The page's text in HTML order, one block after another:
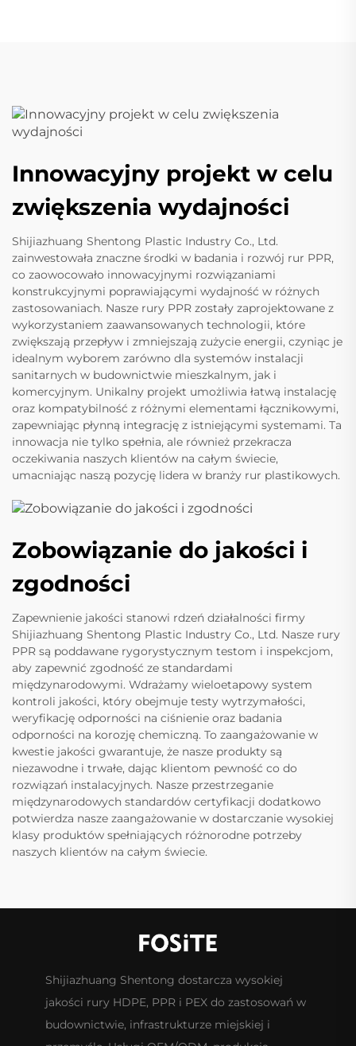
Innowacyjny projekt w celu
zwiększenia wydajności
Shijiazhuang Shentong Plastic Industry Co., Ltd.
zainwestowała znaczne środki w badania i rozwój rur PPR,
co zaowocowało innowacyjnymi rozwiązaniami
konstrukcyjnymi poprawiającymi wydajność w różnych
zastosowaniach. Nasze rury PPR zostały zaprojektowane z
wykorzystaniem zaawansowanych technologii, które
zwiększają przepływ i zmniejszają zużycie energii, czyniąc je
idealnym wyborem zarówno dla systemów instalacji
sanitarnych w budownictwie mieszkalnym, jak i
komercyjnym. Unikalny projekt umożliwia łatwą instalację
oraz kompatybilność z różnymi elementami łącznikowymi,
zapewniając płynną integrację z istniejącymi systemami. Ta
innowacja nie tylko spełnia, ale również przekracza
oczekiwania naszych klientów na całym świecie,
umacniając naszą pozycję lidera w branży rur plastikowych.
Zobowiązanie do jakości i
zgodności
Zapewnienie jakości stanowi rdzeń działalności firmy
Shijiazhuang Shentong Plastic Industry Co., Ltd. Nasze rury
PPR są poddawane rygorystycznym testom i inspekcjom,
aby zapewnić zgodność ze standardami
międzynarodowymi. Wdrażamy wieloetapowy system
kontroli jakości, który obejmuje testy wytrzymałości,
weryfikację odporności na ciśnienie oraz badania
odporności na korozję chemiczną. To zaangażowanie w
kwestie jakości gwarantuje, że nasze produkty są
niezawodne i trwałe, dając klientom pewność co do
rozwiązań instalacyjnych. Nasze przestrzeganie
międzynarodowych standardów certyfikacji dodatkowo
potwierdza nasze zaangażowanie w dostarczanie wysokiej
klasy produktów spełniających różnorodne potrzeby
naszych klientów na całym świecie.
Shijiazhuang Shentong dostarcza wysokiej
jakości rury HDPE, PPR i PEX do zastosowań w
budownictwie, infrastrukturze miejskiej i